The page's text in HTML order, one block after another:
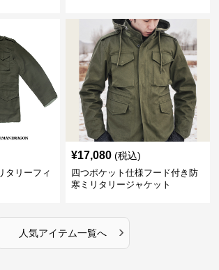
タリーフィ
¥17,080 (税込)
四つポケット仕様フード付き防
寒ミリタリージャケット
人気アイテム一覧へ ›